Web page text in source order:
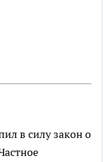
в силу закон о